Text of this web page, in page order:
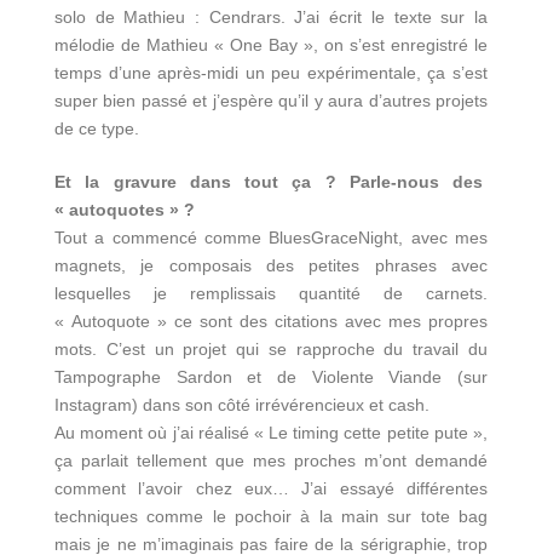
solo de Mathieu : Cendrars. J’ai écrit le texte sur la
mélodie de Mathieu « One Bay », on s’est enregistré le
temps d’une après-midi un peu expérimentale, ça s’est
super bien passé et j’espère qu’il y aura d’autres projets
de ce type.
Et la gravure dans tout ça ? Parle-nous des
« autoquotes » ?
Tout a commencé comme BluesGraceNight, avec mes
magnets, je composais des petites phrases avec
lesquelles je remplissais quantité de carnets.
« Autoquote » ce sont des citations avec mes propres
mots. C’est un projet qui se rapproche du travail du
Tampographe Sardon et de Violente Viande (sur
Instagram) dans son côté irrévérencieux et cash.
Au moment où j’ai réalisé « Le timing cette petite pute »,
ça parlait tellement que mes proches m’ont demandé
comment l’avoir chez eux… J’ai essayé différentes
techniques comme le pochoir à la main sur tote bag
mais je ne m’imaginais pas faire de la sérigraphie, trop